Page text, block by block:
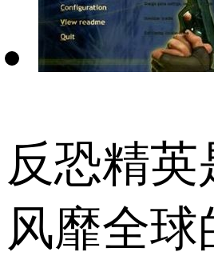
反恐精英
风靡全球